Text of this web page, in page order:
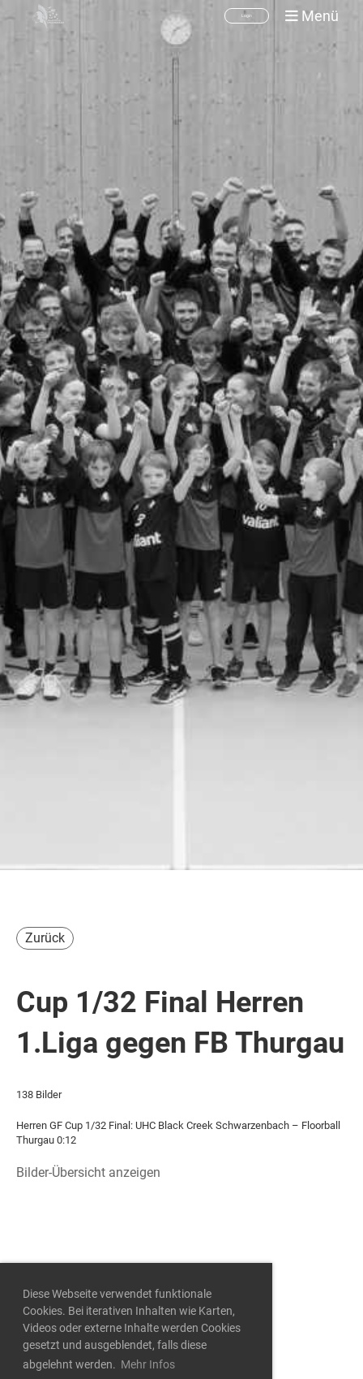
Diese Webseite verwendet funktionale
Cookies. Bei iterativen Inhalten wie Karten,
Videos oder externe Inhalte werden Cookies
gesetzt und ausgeblendet, falls diese
abgelehnt werden. Mehr Infos
Login Menü
Zurück
Cup 1/32 Final Herren
1.Liga gegen FB Thurgau
138 Bilder
Herren GF Cup 1/32 Final: UHC Black Creek Schwarzenbach – Floorball
Thurgau 0:12
Bilder-Übersicht anzeigen